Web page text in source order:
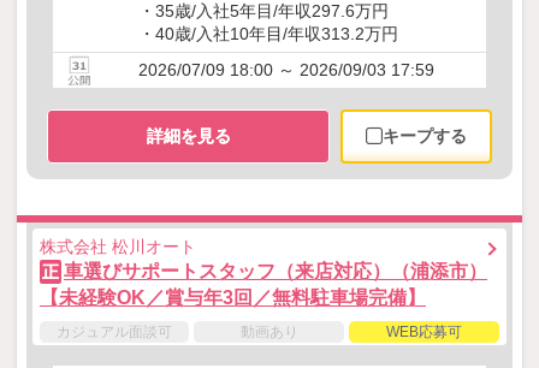
・35歳/入社5年目/年収297.6万円
・40歳/入社10年目/年収313.2万円
2026/07/09 18:00 ～ 2026/09/03 17:59
詳細を見る キープする
株式会社 松川オート
正 車選びサポートスタッフ（来店対応）（浦添市）
【未経験OK／賞与年3回／無料駐車場完備】
カジュアル面談可 動画あり WEB応募可